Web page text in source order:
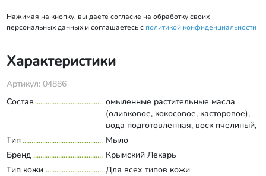
Нажимая на кнопку, вы даете согласие на обработку своих
персональных данных и соглашаетесь с политикой конфиденциальности
Характеристики
Артикул: 04886
Состав
омыленные растительные масла
(оливковое, кокосовое, касторовое),
вода подготовленная, воск пчелиный,
экстракт маклюры, масляный экстракт
ванили, эфирное масло лаванды,
индигокармин
Развернуть состав
Тип
Мыло
Бренд
Крымский Лекарь
Тип кожи
Для всех типов кожи